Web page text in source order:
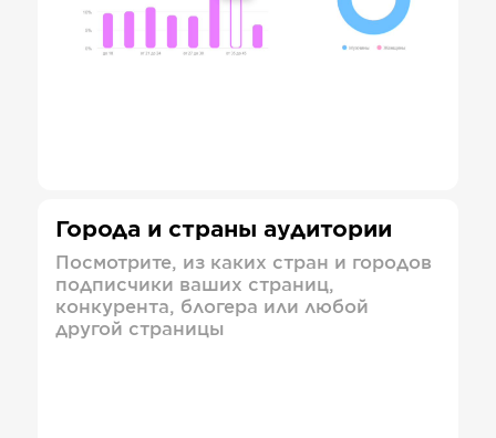
Города и страны аудитории
Посмотрите, из каких стран и городов
подписчики ваших страниц,
конкурента, блогера или любой
другой страницы